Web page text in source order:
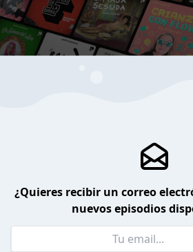
¿Quieres recibir un correo
nuevos episodios